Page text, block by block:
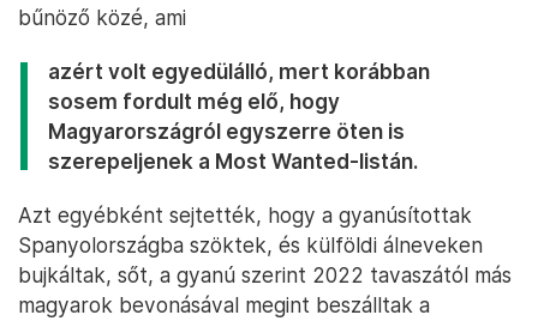
bűnöző közé, ami
azért volt egyedülálló, mert korábban
sosem fordult még elő, hogy
Magyarországról egyszerre öten is
szerepeljenek a Most Wanted-listán.
Azt egyébként sejtették, hogy a gyanúsítottak
Spanyolországba szöktek, és külföldi álneveken
bujkáltak, sőt, a gyanú szerint 2022 tavaszától más
magyarok bevonásával megint beszálltak a